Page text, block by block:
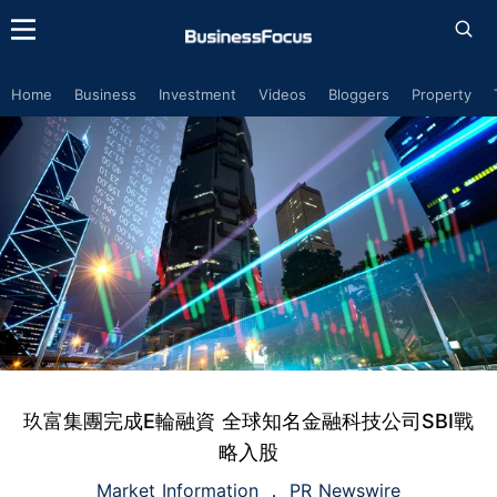
Home Business Investment Videos Bloggers Property
玖富集團完成E輪融資 全球知名金融科技公司SBI戰
略入股
Market Information PR Newswire